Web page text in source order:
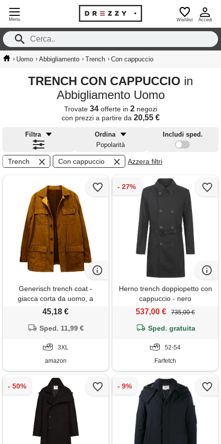
Menu Wishlist Accedi
› Uomo › Abbigliamento › Trench › Con cappuccio
TRENCH CON CAPPUCCIO in
Abbigliamento Uomo
Trovate 34offerte in 2negozi
con prezzi a partire da 20,55 €
Filtra
Ordina
Popolarità
Includi sped.
Trench Con cappuccio Azzera filtri
Generisch trench coat -
giacca corta da uomo, a
maniche lunghe, con bottoni e
slim fit, cappotto di lana,
stile inglese, per l'autunno,
marrone, 3xl
45,18 €
Sped. 11,99 €
3XL
amazon
Herno trench doppiopetto con
cappuccio - nero
537,00 € 735,00 €
Sped. gratuita
52-54
Farfetch